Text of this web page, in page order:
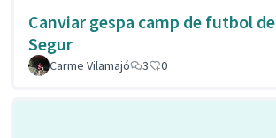
Canviar gespa camp de futbol de
Segur
Carme Vilamajó 3 0